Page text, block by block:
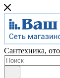
Сантехника,